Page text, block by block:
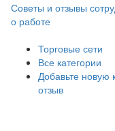
Советы и отзывы
о работе
Торговые сети
Все категории
Добавьте новую
отзыв